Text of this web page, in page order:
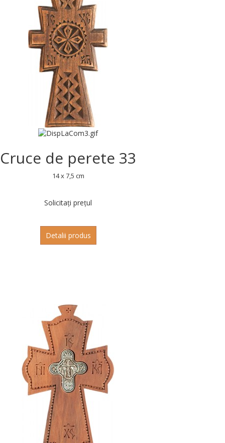
Cruce de perete 33
14 x 7,5 cm
Solicitați prețul
Detalii produs